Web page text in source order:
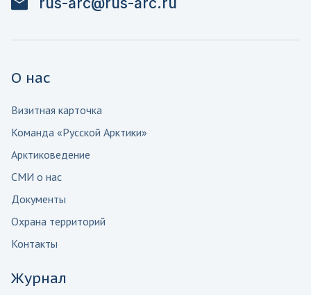
О нас
Визитная карточка
Команда «Русской Арктики»
Арктиковедение
СМИ о нас
Документы
Охрана территорий
Контакты
Журнал